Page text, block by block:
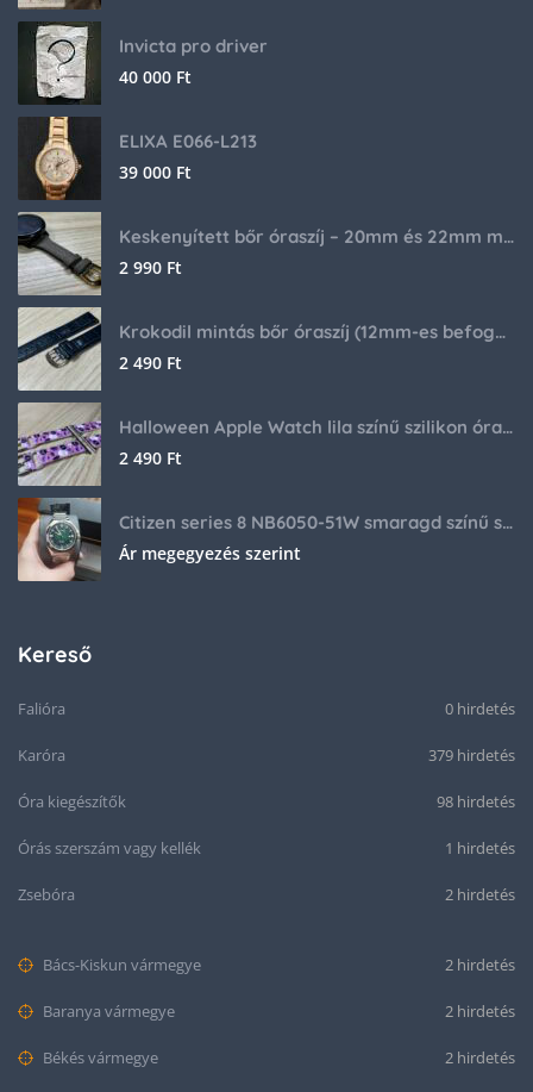
Invicta pro driver
40 000 Ft
ELIXA E066-L213
39 000 Ft
Keskenyített bőr óraszíj – 20mm és 22mm méretben
2 990 Ft
Krokodil mintás bőr óraszíj (12mm-es befogóval rendelkező órához)
2 490 Ft
Halloween Apple Watch lila színű szilikon óraszíj
2 490 Ft
Citizen series 8 NB6050-51W smaragd színű számlappal
Ár megegyezés szerint
Kereső
Falióra 0 hirdetés
Karóra 379 hirdetés
Óra kiegészítők 98 hirdetés
Órás szerszám vagy kellék 1 hirdetés
Zsebóra 2 hirdetés
Bács-Kiskun vármegye 2 hirdetés
Baranya vármegye 2 hirdetés
Békés vármegye 2 hirdetés